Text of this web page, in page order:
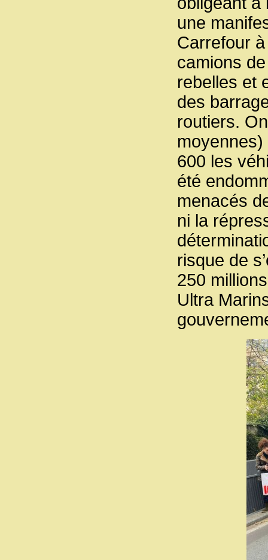
une
Carrefour
camions
rebelles et
des
routiers.
600 les
été
menacés
ni la
risque de
250
Ultra